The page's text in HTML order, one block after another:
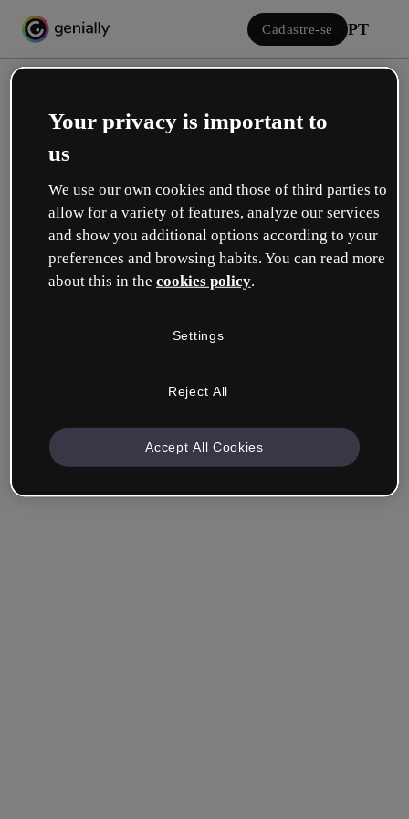
Cadastre-se PT
Iniciar sessão
Inicie sessão com o Google
Mantenha-me conectado Esqueceu sua senha?
Your privacy is important to
us
We use our own cookies and those of third parties to
allow for a variety of features, analyze our services
and show you additional options according to your
preferences and browsing habits. You can read more
about this in the cookies policy.
Settings
Reject All
Accept All Cookies